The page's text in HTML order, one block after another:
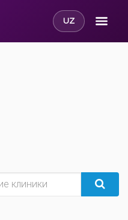
UZ